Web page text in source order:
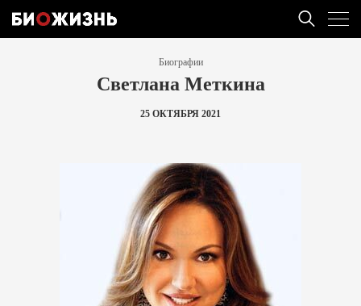
Биографии
Светлана Меткина
25 ОКТЯБРЯ 2021